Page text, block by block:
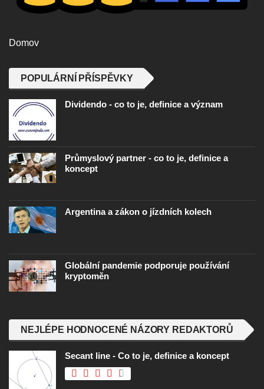
Domov
POPULÁRNÍ PŘÍSPĚVKY
Dividendo - co to je, definice a význam
Průmyslový partner - co to je, definice a
koncept
Argentina a zákon o jízdních kolech
Globální pandemie podporuje používání
kryptoměn
NEJLÉPE HODNOCENÉ NÁZORY REDAKTORŮ
Secant line - Co to je, definice a koncept